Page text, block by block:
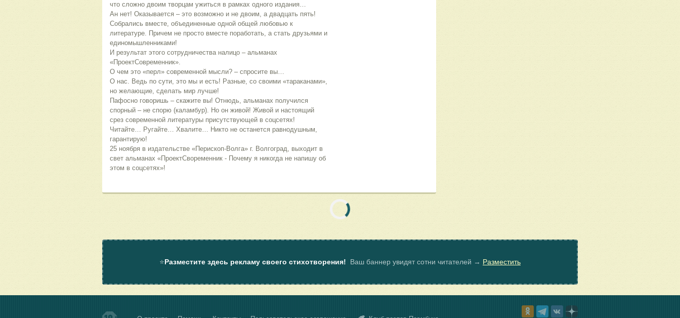
что сложно двоим творцам ужиться в рамках одного издания…
Ан нет! Оказывается – это возможно и не двоим, а двадцать пять!
Собрались вместе, объединенные одной общей любовью к
литературе. Причем не просто вместе поработать, а стать друзьями и
единомышленниками!
И результат этого сотрудничества налицо – альманах
«ПроектСовременник».
О чем это «перл» современной мысли? – спросите вы…
О нас. Ведь по сути, это мы и есть! Разные, со своими «тараканами»,
но желающие, сделать мир лучше!
Пафосно говоришь – скажите вы! Отнюдь, альманах получился
спорный – не спорю (каламбур). Но он живой! Живой и настоящий
срез современной литературы присутствующей в соцсетях!
Читайте… Ругайте… Хвалите… Никто не останется равнодушным,
гарантирую!
25 ноября в издательстве «Перископ-Волга» г. Волгоград, выходит в
свет альманах «ПроектСвоременник - Почему я никогда не напишу об
этом в соцсетях»!
⭐Разместите здесь рекламу своего стихотворения! Ваш баннер увидят сотни читателей → Разместить